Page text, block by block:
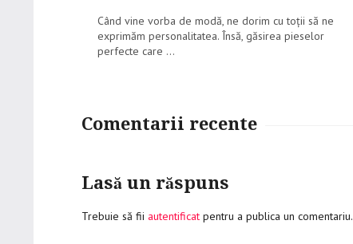
Când vine vorba de modă, ne dorim cu toții să ne
exprimăm personalitatea. Însă, găsirea pieselor
perfecte care ...
Comentarii recente
Lasă un răspuns
Trebuie să fii autentificat pentru a publica un comentariu.